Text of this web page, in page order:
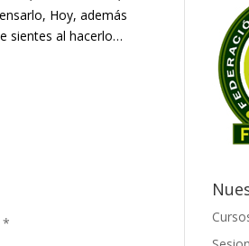
Hoy, además
sientes al hacerlo…
*